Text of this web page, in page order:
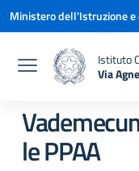
Vai ai contenuti
Vai al menu di
Vai al footer
Ministero dell'Istruzione
Istituto
Via
—
le PPAA